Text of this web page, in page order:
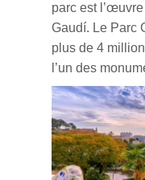
parc est
Gaudí. Le Parc
plus de 4
l’un des